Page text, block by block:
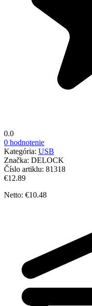
0.0
0 hodnotenie
Kategória: USB
Značka: DELOCK
Číslo artiklu: 81318
€12.89
Netto: €10.48